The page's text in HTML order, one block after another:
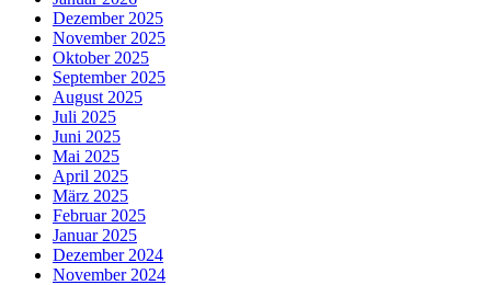
Dezember 2025
November 2025
Oktober 2025
September 2025
August 2025
Juli 2025
Juni 2025
Mai 2025
April 2025
März 2025
Februar 2025
Januar 2025
Dezember 2024
November 2024